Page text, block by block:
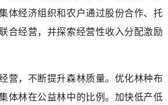
体经济组织和农户通过股份合作、托
合经营，并探索经营性收入分配激励
营，不断提升森林质量。优化林种布
体林在公益林中的比例。加快低产低